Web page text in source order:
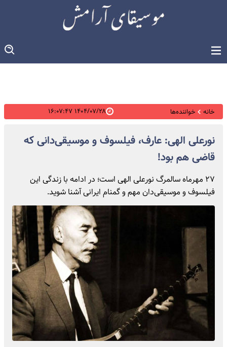
خانه خواننده‌ها ۱۴۰۴/۰۷/۲۸ ۱۶:۰۷:۴۷
نورعلی الهی: عارف، فیلسوف و موسیقی‌دانی که
قاضی هم بود!
۲۷ مهرماه سالمرگ نورعلی الهی است؛ در ادامه با زندگی این
فیلسوف و موسیقی‌دان مهم و گمنام ایرانی آشنا شوید.